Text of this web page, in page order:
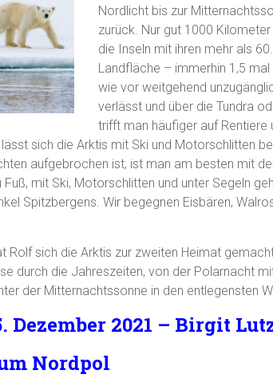
Nordlicht bis zur
zurück. Nur gut 1000
die Inseln mit ihren mehr als
Landfläche – immerhin 1,5
wie vor weitgehend
verlässt und über die Tundra
trifft man häufiger auf Rentiere
sich die Arktis mit Ski und Motorschlitten
aufgebrochen ist, ist man am besten mit
Fuß, mit Ski, Motorschlitten und unter Segeln
Spitzbergens. Wir begegnen Eisbären,
Rolf sich die Arktis zur zweiten Heimat
durch die Jahreszeiten, von der Polarnacht
der Mitternachtssonne in den entlegensten
Dezember 2021 – Birgit
Nordpol